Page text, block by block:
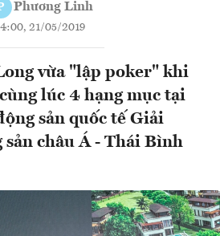
Phương Linh
21/05/2019
vừa "lập poker" khi
lúc 4 hạng mục tại
sản quốc tế Giải
châu Á - Thái Bình